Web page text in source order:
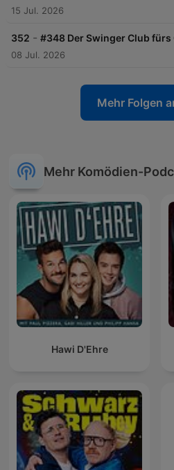
15 Jul. 2026
352 - #348 Der Swinger Club fürs
08 Jul. 2026
Mehr Folgen
Mehr Komödien-
Hawi D'Ehre